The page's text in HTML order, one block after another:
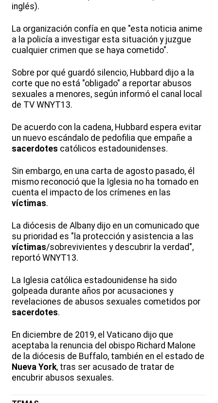
inglés).
La organización confía en que "esta noticia anime
a la policía a investigar esta situación y juzgue
cualquier crimen que se haya cometido".
Sobre por qué guardó silencio, Hubbard dijo a la
corte que no está "obligado" a reportar abusos
sexuales a menores, según informó el canal local
de TV WNYT13.
De acuerdo con la cadena, Hubbard espera evitar
un nuevo escándalo de pedofilia que empañe a
sacerdotes católicos estadounidenses.
Sin embargo, en una carta de agosto pasado, él
mismo reconoció que la Iglesia no ha tomado en
cuenta el impacto de los crímenes en las
víctimas.
La diócesis de Albany dijo en un comunicado que
su prioridad es "la protección y asistencia a las
víctimas/sobrevivientes y descubrir la verdad",
reportó WNYT13.
La Iglesia católica estadounidense ha sido
golpeada durante años por acusaciones y
revelaciones de abusos sexuales cometidos por
sacerdotes.
En diciembre de 2019, el Vaticano dijo que
aceptaba la renuncia del obispo Richard Malone
de la diócesis de Buffalo, también en el estado de
Nueva York, tras ser acusado de tratar de
encubrir abusos sexuales.